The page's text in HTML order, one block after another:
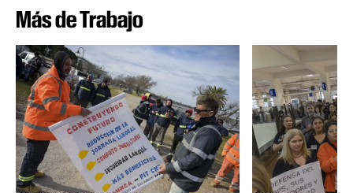
Más de Trabajo